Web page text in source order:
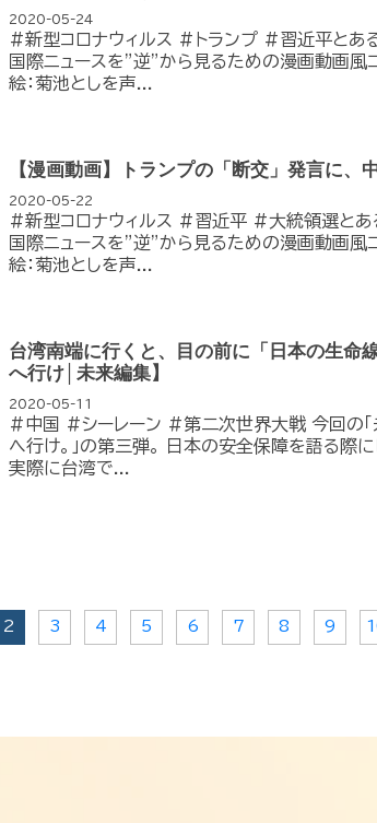
2020-05-24
#新型コロナウィルス #トランプ #習近平とあ
国際ニュースを”逆”から見るための漫画動画風
絵：菊池としを声...
【漫画動画】トランプの「断交」発言に、
2020-05-22
#新型コロナウィルス #習近平 #大統領選と
国際ニュースを”逆”から見るための漫画動画風
絵：菊池としを声...
台湾南端に行くと、目の前に「日本の生命
へ行け│未来編集】
2020-05-11
#中国 #シーレーン #第二次世界大戦 今回の「
へ行け。」の第三弾。 日本の安全保障を語る際に
実際に台湾で...
2 3 4 5 6 7 8 9